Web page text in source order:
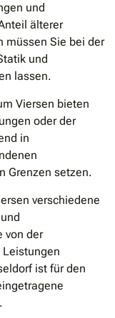
und
älterer
müssen Sie bei der
und
lassen.
Viersen bieten
oder der
in
Grenzen setzen.
verschiedene
von der
ist für den